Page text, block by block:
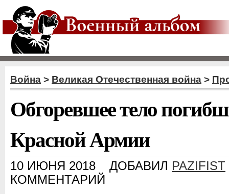
Война > Великая Отечественная война >
Обгоревшее тело
Красной Армии
10 ИЮНЯ 2018 ДОБАВИЛ PAZIFIST
КОММЕНТАРИЙ